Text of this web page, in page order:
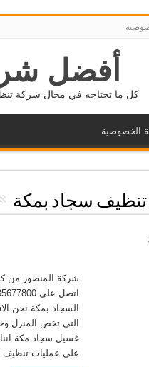
أفضل
كل ما تحتاجه في مجال شركة تنظيف
الخصوصية
تنظيف سجاد بمكة
شركة المنصور من
السجاد بمكة نحن
غسيل سجاد مكة اننا
على عمليات